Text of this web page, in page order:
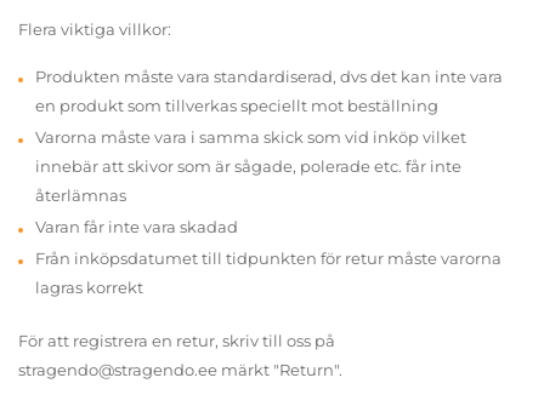
Flera viktiga villkor:
Produkten måste vara standardiserad, dvs det kan inte vara
en produkt som tillverkas speciellt mot beställning
Varorna måste vara i samma skick som vid inköp vilket
innebär att skivor som är sågade, polerade etc. får inte
återlämnas
Varan får inte vara skadad
Från inköpsdatumet till tidpunkten för retur måste varorna
lagras korrekt
För att registrera en retur, skriv till oss på
stragendo@stragendo.ee märkt "Return".